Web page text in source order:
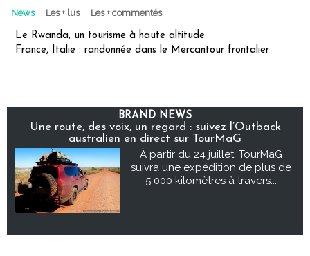
News Les + lus Les + commentés
Le Rwanda, un tourisme à haute altitude
France, Italie : randonnée dans le Mercantour frontalier
BRAND NEWS
Une route, des voix, un regard : suivez l’Outback
australien en direct sur TourMaG
À partir du 24 juillet, TourMaG
suivra une expédition de plus de
5 000 kilomètres à travers...